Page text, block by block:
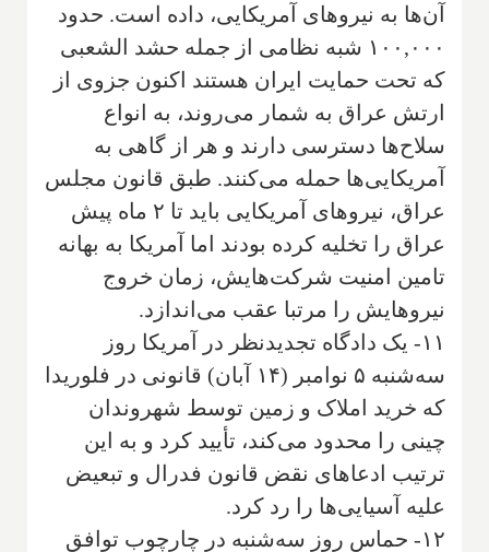
آن‌ها به نیروهای آمریکایی، داده است. حدود
۱۰۰,۰۰۰ شبه نظامی از جمله حشد الشعبی
که تحت حمایت ایران هستند اکنون جزوی از
ارتش عراق به شمار می‌روند، به انواع
سلاح‌ها دسترسی دارند و هر از گاهی به
آمریکایی‌ها حمله می‌کنند. طبق قانون مجلس
عراق، نیروهای آمریکایی باید تا ۲ ماه پیش
عراق را تخلیه کرده بودند اما آمریکا به بهانه
تامین امنیت شرکت‌هایش، زمان خروج
نیروهایش را مرتبا عقب می‌اندازد.
۱۱- یک دادگاه تجدیدنظر در آمریکا روز
سه‌شنبه ۵ نوامبر (۱۴ آبان) قانونی در فلوریدا
که خرید املاک و زمین توسط شهروندان
چینی را محدود می‌کند، تأیید کرد و به این
ترتیب ادعاهای نقض قانون فدرال و تبعیض
علیه آسیایی‌ها را رد کرد‎.
۱۲- حماس روز سه‌شنبه در چارچوب توافق